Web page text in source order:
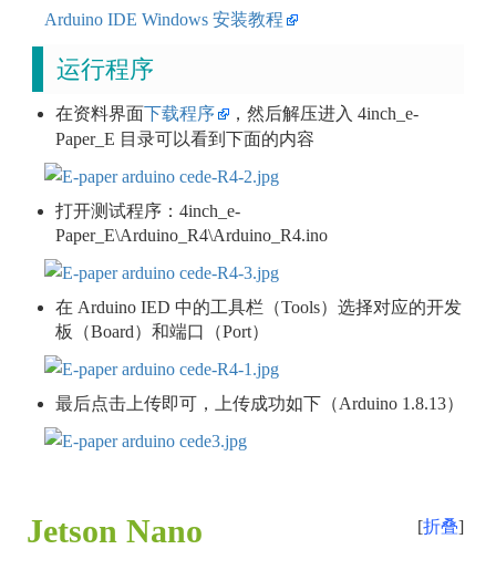
Arduino IDE Windows 安装教程
运行程序
在资料界面下载程序
，然后解压进入 4inch_e-
Paper_E 目录可以看到下面的内容
打开测试程序：4inch_e-
Paper_E\Arduino_R4\Arduino_R4.ino
在 Arduino IED 中的工具栏（Tools）选择对应的开发
板（Board）和端口（Port）
最后点击上传即可，上传成功如下（Arduino 1.8.13）
折叠
Jetson Nano